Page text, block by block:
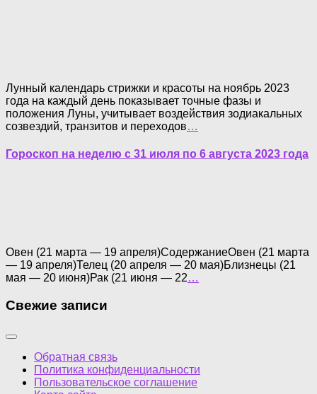
Лунный календарь стрижки и красоты на ноябрь 2023
года на каждый день показывает точные фазы и
положения Луны, учитывает воздействия зодиакальных
созвездий, транзитов и переходов…
Гороскоп на неделю с 31 июля по 6 августа 2023 года
Овен (21 марта — 19 апреля)СодержаниеОвен (21 марта
— 19 апреля)Телец (20 апреля — 20 мая)Близнецы (21
мая — 20 июня)Рак (21 июня — 22…
Свежие записи
Обратная связь
Политика конфиденциальности
Пользовательское соглашение